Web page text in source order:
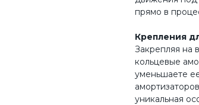
прямо в
Крепления
Закрепляя на
кольцевые
уменьшаете
уникальная